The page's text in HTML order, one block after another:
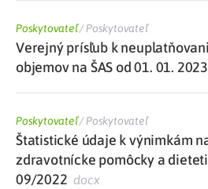
Poskytovateľ/Poskytovateľ
Verejný prísľub k
objemov na ŠAS od 01. 01. 2023
Poskytovateľ/Poskytovateľ
Štatistické údaje k výnimkám
zdravotnícke pomôcky a
09/2022 docx